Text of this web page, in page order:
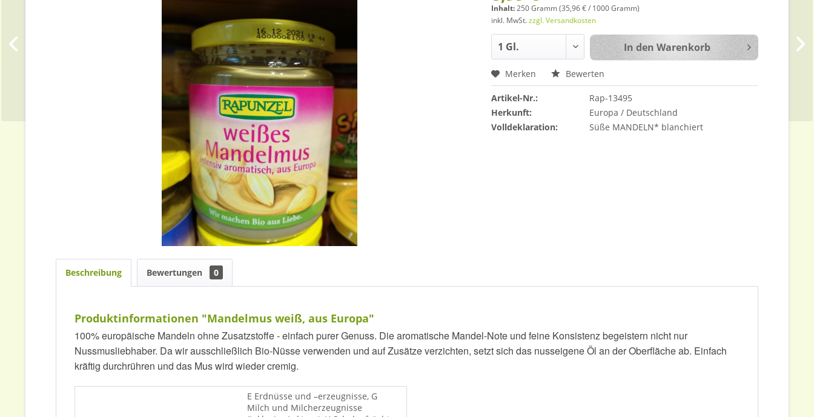
Inhalt:250 Gramm (35,96 € / 1000 Gramm)
inkl. MwSt.zzgl. Versandkosten
In den Warenkorb
Merken Bewerten
Artikel-Nr.:
Rap-13495
Herkunft:
Europa / Deutschland
Volldeklaration:
Süße MANDELN* blanchiert
Beschreibung Bewertungen 0
Produktinformationen "Mandelmus weiß, aus Europa"
100% europäische Mandeln ohne Zusatzstoffe - einfach purer Genuss. Die aromatische Mandel-Note und feine Konsistenz begeistern nicht nur
Nussmusliebhaber. Da wir ausschließlich Bio-Nüsse verwenden und auf Zusätze verzichten, setzt sich das nusseigene Öl an der Oberfläche ab. Einfach
kräftig durchrühren und das Mus wird wieder cremig.
E Erdnüsse und –erzeugnisse, G
Milch und Milcherzeugnisse